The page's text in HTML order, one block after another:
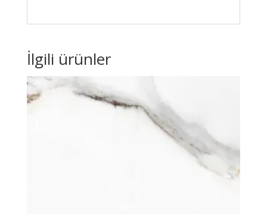
İlgili ürünler